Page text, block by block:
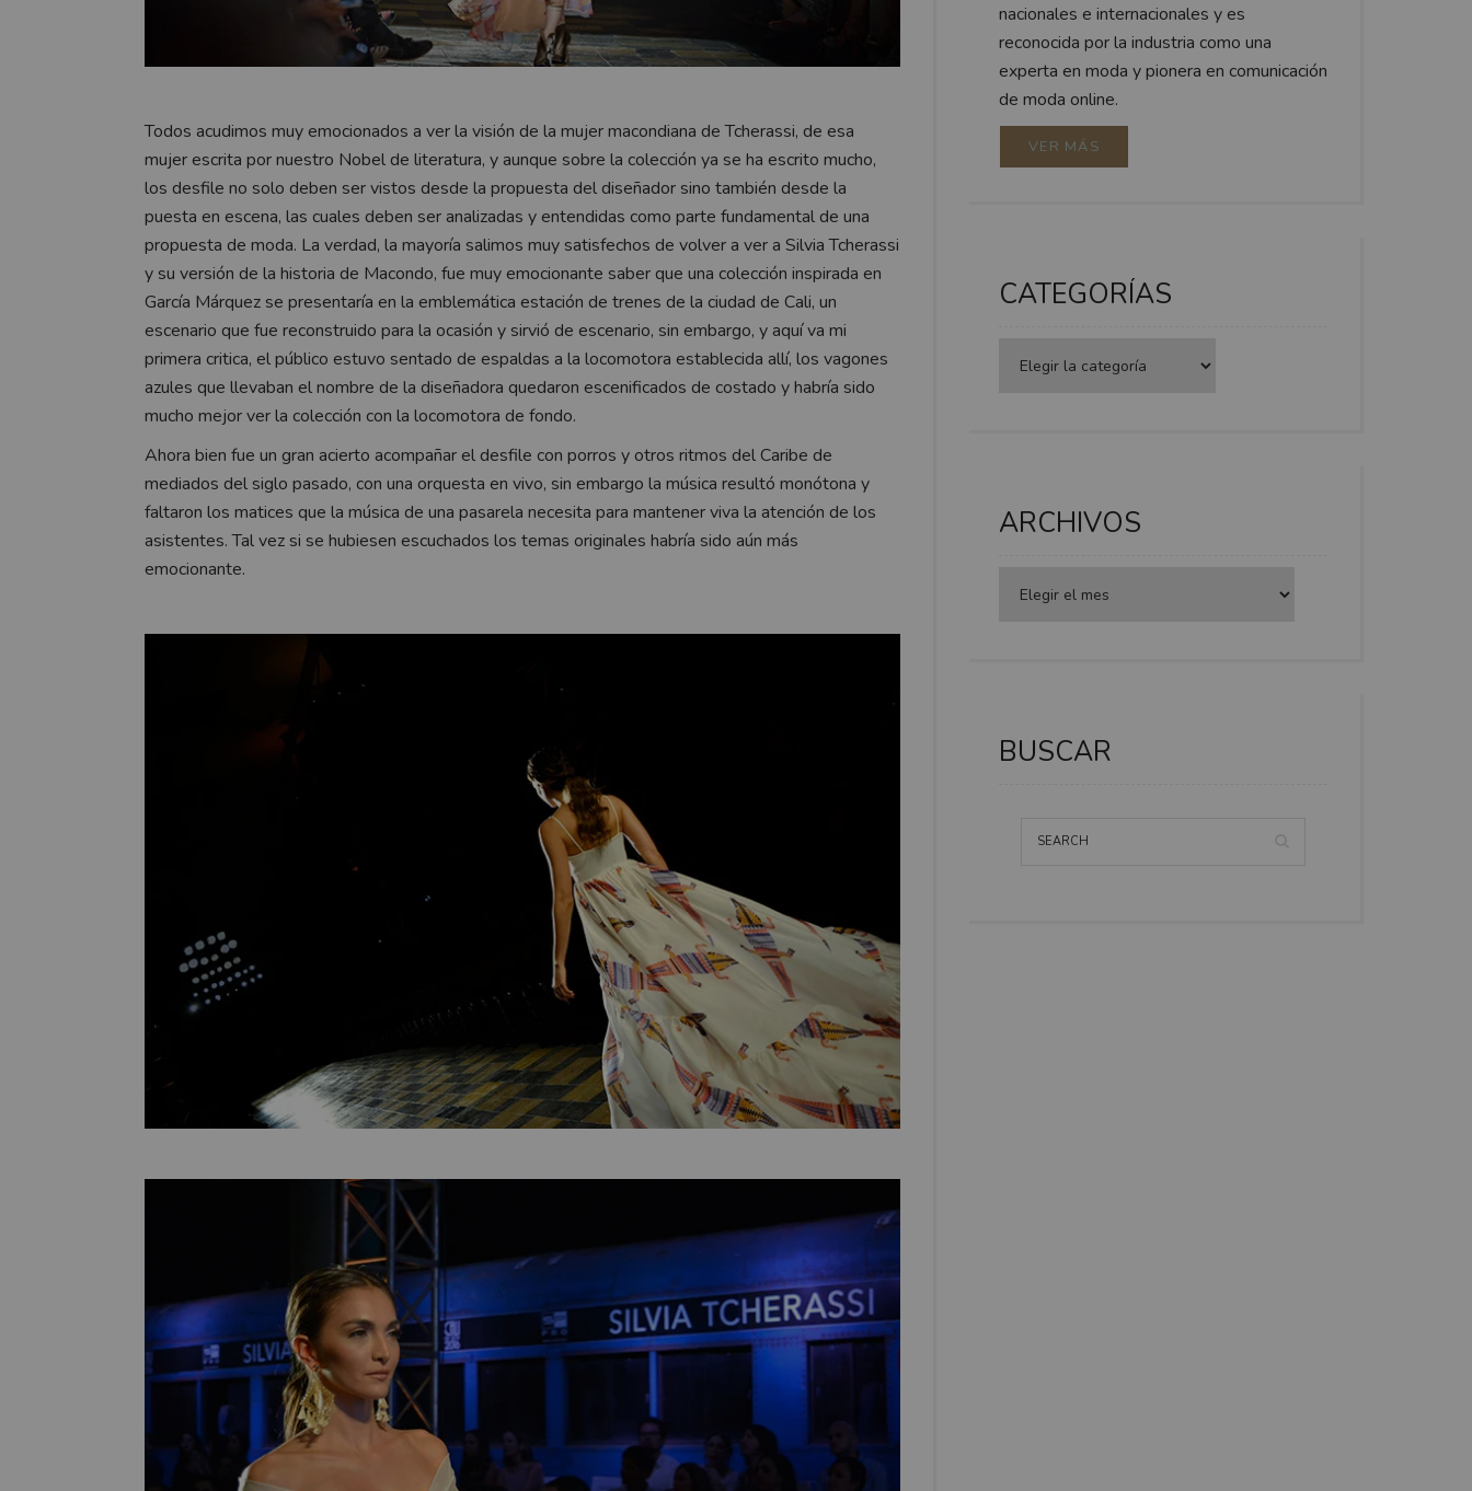
Todos acudimos muy emocionados a ver la visión de la mujer macondiana de Tcherassi, de esa
mujer escrita por nuestro Nobel de literatura, y aunque sobre la colección ya se ha escrito mucho,
los desfile no solo deben ser vistos desde la propuesta del diseñador sino también desde la
puesta en escena, las cuales deben ser analizadas y entendidas como parte fundamental de una
propuesta de moda. La verdad, la mayoría salimos muy satisfechos de volver a ver a Silvia Tcherassi
y su versión de la historia de Macondo, fue muy emocionante saber que una colección inspirada en
García Márquez se presentaría en la emblemática estación de trenes de la ciudad de Cali, un
escenario que fue reconstruido para la ocasión y sirvió de escenario, sin embargo, y aquí va mi
primera critica, el público estuvo sentado de espaldas a la locomotora establecida allí, los vagones
azules que llevaban el nombre de la diseñadora quedaron escenificados de costado y habría sido
mucho mejor ver la colección con la locomotora de fondo.
Ahora bien fue un gran acierto acompañar el desfile con porros y otros ritmos del Caribe de
mediados del siglo pasado, con una orquesta en vivo, sin embargo la música resultó monótona y
faltaron los matices que la música de una pasarela necesita para mantener viva la atención de los
asistentes. Tal vez si se hubiesen escuchados los temas originales habría sido aún más
emocionante.
nacionales e internacionales y es
reconocida por la industria como una
experta en moda y pionera en comunicación
de moda online.
VER MÁS
CATEGORÍAS
ARCHIVOS
BUSCAR